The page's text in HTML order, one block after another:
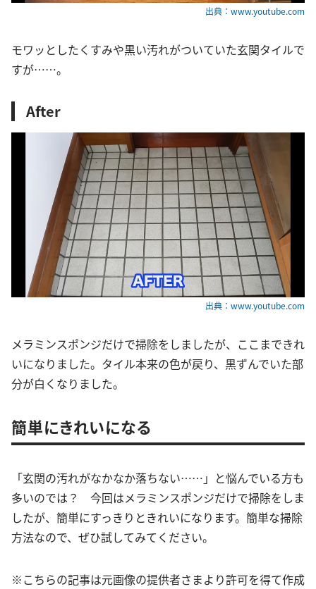
出典：www.youtube.com
モワッとしたくすみや黒い汚れがついていた玄関タイルで
すが……。
After
出典：www.youtube.com
メラミンスポンジだけで掃除をしましたが、ここまできれ
いになりました。タイル本来の色が戻り、黒ずんでいた部
分が白くなりました。
簡単にきれいになる
「玄関の汚れがなかなか落ちない……」と悩んでいる方も
多いのでは？ 今回はメラミンスポンジだけで掃除をしま
したが、簡単にすっきりときれいになります。簡単な掃除
方法なので、ぜひ試してみてください。
※こちらの記事は元画像の提供者さまより許可を得て作成